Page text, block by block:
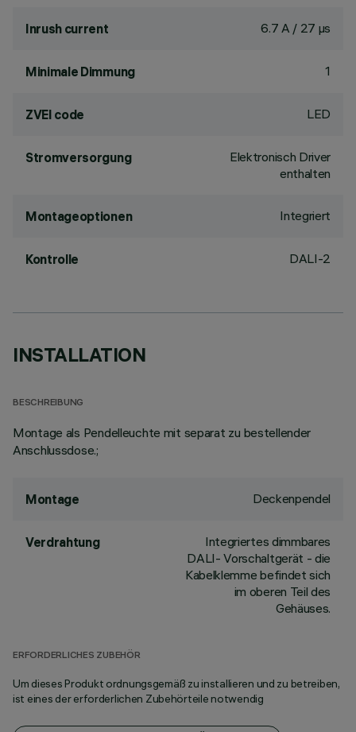
Inrush current 6.7 A / 27 µs
Minimale Dimmung 1
ZVEI code LED
Stromversorgung
Elektronisch Driver
enthalten
Montageoptionen Integriert
Kontrolle DALI-2
INSTALLATION
BESCHREIBUNG
Montage als Pendelleuchte mit separat zu bestellender
Anschlussdose.;
Montage Deckenpendel
Verdrahtung
Integriertes dimmbares
DALI- Vorschaltgerät - die
Kabelklemme befindet sich
im oberen Teil des
Gehäuses.
ERFORDERLICHES ZUBEHÖR
Um dieses Produkt ordnungsgemäß zu installieren und zu betreiben,
ist eines der erforderlichen Zubehörteile notwendig